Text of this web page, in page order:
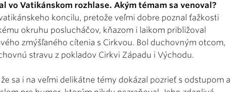
vo Vatikánskom rozhlase. Akým témam sa venoval?
koncilu, pretože veľmi dobre poznal ťažkosti
okruhu poslucháčov, kňazom i laikom približoval
zmýšľaného cítenia s Cirkvou. Bol duchovným otcom,
stravu z pokladov Cirkvi Západu i Východu.
sa i na veľmi delikátne témy dokázal pozrieť s odstupom a